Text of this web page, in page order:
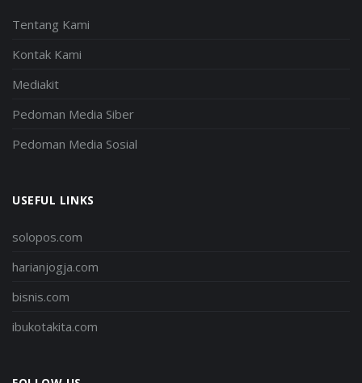
Tentang Kami
Kontak Kami
Mediakit
Pedoman Media Siber
Pedoman Media Sosial
USEFUL LINKS
solopos.com
harianjogja.com
bisnis.com
ibukotakita.com